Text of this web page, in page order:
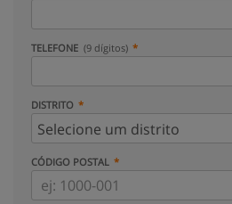
TELEFONE (9 dígitos)
DISTRITO
CÓDIGO POSTAL